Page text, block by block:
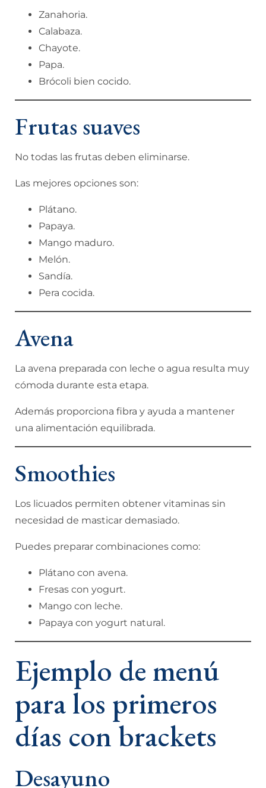
Zanahoria.
Calabaza.
Chayote.
Papa.
Brócoli bien cocido.
Frutas suaves
No todas las frutas deben eliminarse.
Las mejores opciones son:
Plátano.
Papaya.
Mango maduro.
Melón.
Sandía.
Pera cocida.
Avena
La avena preparada con leche o agua resulta muy
cómoda durante esta etapa.
Además proporciona fibra y ayuda a mantener
una alimentación equilibrada.
Smoothies
Los licuados permiten obtener vitaminas sin
necesidad de masticar demasiado.
Puedes preparar combinaciones como:
Plátano con avena.
Fresas con yogurt.
Mango con leche.
Papaya con yogurt natural.
Ejemplo de menú
para los primeros
días con brackets
Desayuno